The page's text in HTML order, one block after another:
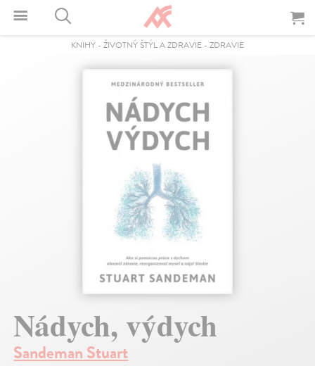
KNIHY - ŽIVOTNÝ ŠTÝL A ZDRAVIE - ZDRAVIE
Nádych, výdych
Sandeman Stuart